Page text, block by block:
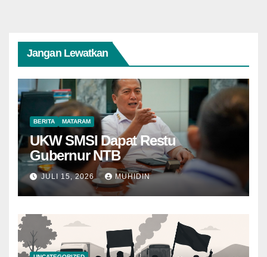
Jangan Lewatkan
BERITA MATARAM
UKW SMSI Dapat Restu
Gubernur NTB
JULI 15, 2026 MUHIDIN